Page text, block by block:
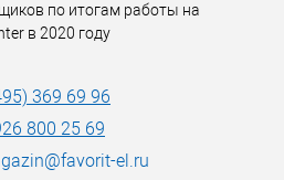
по итогам работы на
в 2020 году
369 69 96
800 25 69
el.ru